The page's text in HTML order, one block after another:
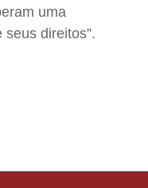
uma
direitos”.